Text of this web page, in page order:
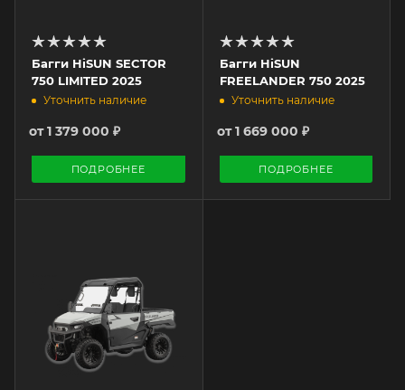
Багги HiSUN SECTOR
750 LIMITED 2025
Уточнить наличие
от1 379 000 ₽
ПОДРОБНЕЕ
Багги HiSUN
FREELANDER 750 2025
Уточнить наличие
от1 669 000 ₽
ПОДРОБНЕЕ